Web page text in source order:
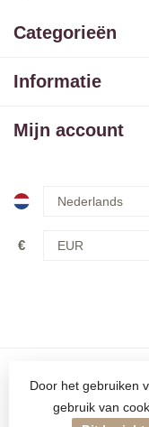
Categorieën
Informatie
Mijn account
€
Door het gebruiken
gebruik van